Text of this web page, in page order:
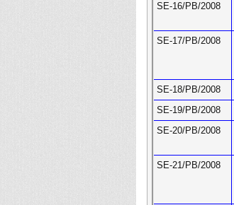
SE-16/PB/2008
SE-17/PB/2008
SE-18/PB/2008
SE-19/PB/2008
SE-20/PB/2008
SE-21/PB/2008